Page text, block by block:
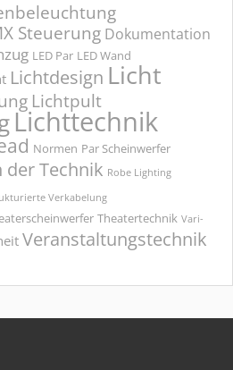
Steuerung Dokumentation
LED Par LED Wand
Lichtdesign Licht
Lichtpult
Lichttechnik
Normen Par Scheinwerfer
der Technik Robe Lighting
Verkabelung
Theatertechnik Vari-
Veranstaltungstechnik